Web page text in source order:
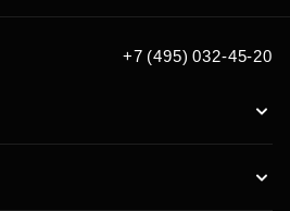
+7 (495) 032-45-20